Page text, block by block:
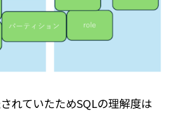
れていたためSQLの理解度は